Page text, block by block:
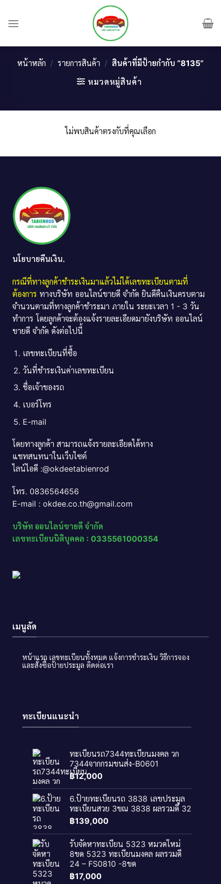
content
หน้าหลัก / รายการสินค้า / สินค้าที่มีป้ายกำกับ “8135”
หมวดหมู่สินค้า
ไม่พบสินค้าตรงกับที่คุณเลือก
นโยบายคืนเงิน.
กรณีที่ทางลูกค้าชำระเงินมาแล้วไม่ได้เลขทะเบียนตามที่
ต้องการ ทางบริษัท ออนไลน์ขายดี จำกัด ยินดีคืนเงินครบตาม
จำนวนตามที่ทางลูกค้าชำระมา ภายใน ระยะเวลา 1 - 3 วัน
ทำการ โดยลูกค้าจะต้องแจ้งรายละเอียดมายังบริษัท ออนไลน์
ขายดี จำกัด ดังต่อไปนี้
เลขทะเบียนที่ซื้อ
วันที่ชำระเงินค่าเลขทะเบียน
ชื่อเจ้าของรถ
เบอร์โทร
E-mail
โดยทางลูกค้า สามารถแจ้งรายละเอียดได้ทาง
แชทสนทนาในเว็บไซต์
ไลน์ไอดี :@okdeetabienrod
โทร. 0836564656
E-mail : okdee.co.th@gmail.com
บริษัท ออนไลน์ขายดี จำกัด
เลขทะเบียนนิติบุคคล : 0335561000354
เมนูลัด
หน้าแรก เลขทะเบียนทั้งหมด แจ้งการชำระเงิน วิธีการจอง
และสั่งซื้อป้ายประมูล ติดต่อเรา
ทะเบียนแนะนำ
ทะเบียนรถ7344ทะเบียนมงคล วก
7344จากกรมขนส่ง-B0601
฿12,000
6.ป้ายทะเบียนรถ 3838 เลขประมูล
ทะเบียนสวย 3ขณ 3838 ผลรวมดี 32
฿139,000
รับจัดหาทะเบียน 5323 หมวดใหม่
8ขด 5323 ทะเบียนมงคล ผลรวมดี
24 – FS0810 -8ขด
฿17,000